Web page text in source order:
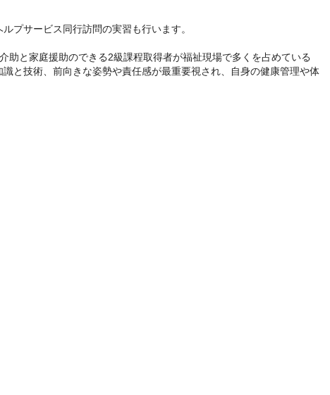
プサービス同行訪問の実習も行います。
助と家庭援助のできる2級課程取得者が福祉現場で多くを占めている
と技術、前向きな姿勢や責任感が最重要視され、自身の健康管理や体